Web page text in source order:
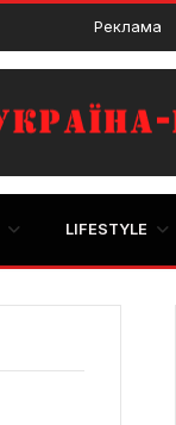
Реклама
LIFESTYLE